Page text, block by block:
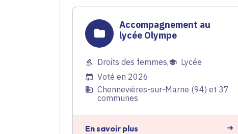
Accompagnement au
lycée Olympe
Droits des femmes,
Lycée
Voté en 2026
Chennevières-sur-Marne (94) et 37
communes
En savoir plus